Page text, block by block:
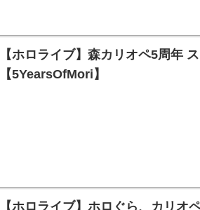
【ホロライブ】森カリオペ5周年
【5YearsOfMori】
【ホロライブ】ホロぐら、カリオ